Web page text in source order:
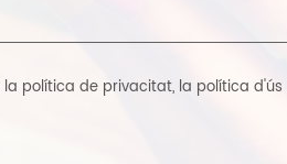
la política de privacitat, la política